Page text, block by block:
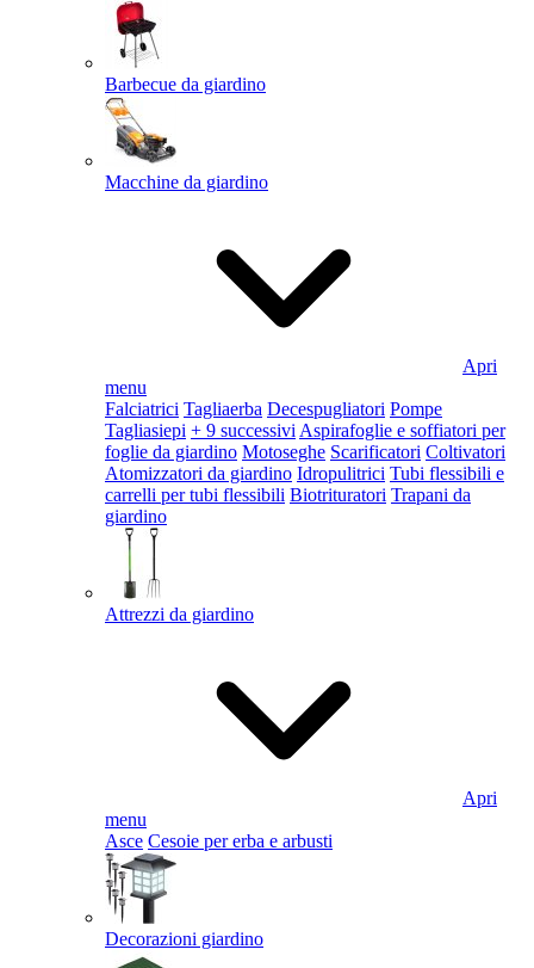
Barbecue da giardino
Macchine da giardino
Apri
menu
Falciatrici Tagliaerba Decespugliatori Pompe
Tagliasiepi + 9 successivi Aspirafoglie e soffiatori per
foglie da giardino Motoseghe Scarificatori Coltivatori
Atomizzatori da giardino Idropulitrici Tubi flessibili e
carrelli per tubi flessibili Biotrituratori Trapani da
giardino
Attrezzi da giardino
Apri
menu
Asce Cesoie per erba e arbusti
Decorazioni giardino